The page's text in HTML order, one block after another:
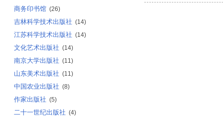
商务印书馆 (26)
吉林科学技术出版社 (14)
江苏科学技术出版社 (14)
文化艺术出版社 (14)
南京大学出版社 (11)
山东美术出版社 (11)
中国农业出版社 (8)
作家出版社 (5)
二十一世纪出版社 (4)